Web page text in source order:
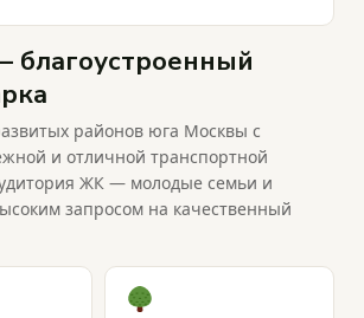
благоустроенный
районов юга Москвы с
и отличной транспортной
ЖК — молодые семьи и
запросом на качественный